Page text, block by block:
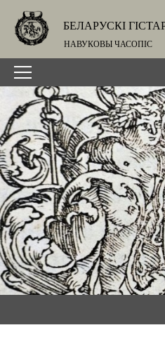
БЕЛАРУСКІ
НАВУКОВЫ ЧАСОПІС